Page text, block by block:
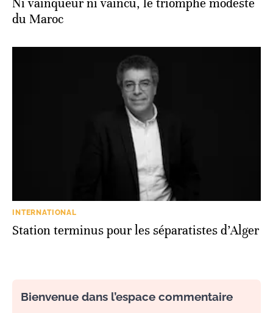
Ni vainqueur ni vaincu, le triomphe modeste
du Maroc
INTERNATIONAL
Station terminus pour les séparatistes d’Alger
Bienvenue dans l’espace commentaire